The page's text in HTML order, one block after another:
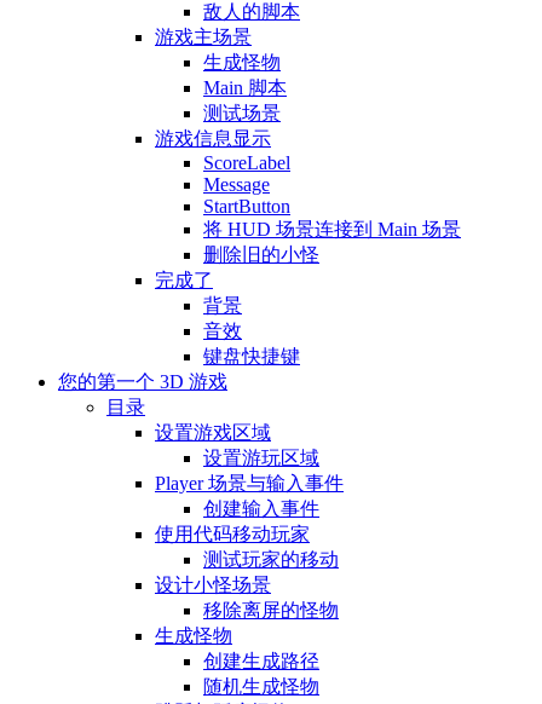
敌人的脚本
游戏主场景
生成怪物
Main 脚本
测试场景
游戏信息显示
ScoreLabel
Message
StartButton
将 HUD 场景连接到 Main 场景
删除旧的小怪
完成了
背景
音效
键盘快捷键
您的第一个 3D 游戏
目录
设置游戏区域
设置游玩区域
Player 场景与输入事件
创建输入事件
使用代码移动玩家
测试玩家的移动
设计小怪场景
移除离屏的怪物
生成怪物
创建生成路径
随机生成怪物